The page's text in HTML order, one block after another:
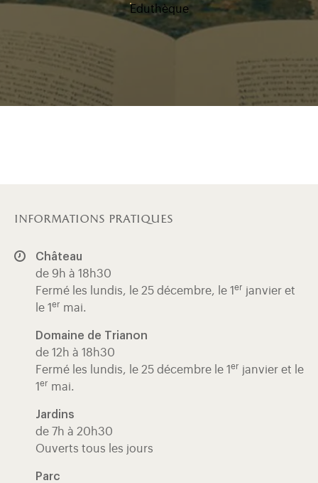
Eduthèque
informations pratiques
Château
de 9h à 18h30
Fermé les lundis, le 25 décembre, le 1 er janvier et
le 1 er mai.
Domaine de Trianon
de 12h à 18h30
Fermé les lundis, le 25 décembre le 1 er janvier et le
1 er mai.
Jardins
de 7h à 20h30
Ouverts tous les jours
Parc